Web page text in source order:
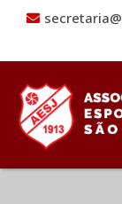
Pular para o